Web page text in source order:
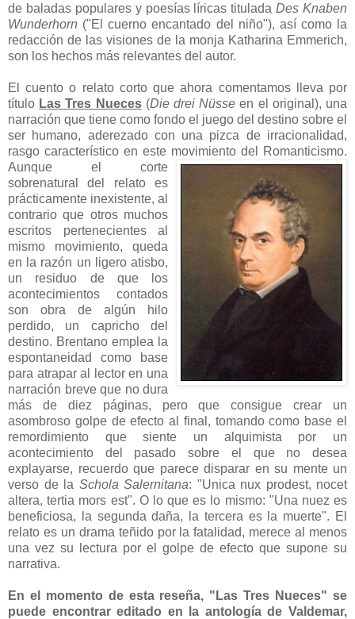
de baladas populares y poesías líricas tituladaDes Knaben
Wunderhorn ("El cuerno encantado del niño"), así como la
redacción de las visiones de la monja Katharina Emmerich,
son los hechos más relevantes del autor.
El cuento o relato corto que ahora comentamos lleva por
título Las Tres Nueces(Die drei Nüsse en el original), una
narración que tiene como fondo el juego del destino sobre el
ser humano, aderezado con una pizca de irracionalidad,
rasgo característico en este movimiento del
Romanticismo.
Aunque el corte
sobrenatural del relato es
prácticamente inexistente, al
contrario que otros muchos
escritos pertenecientes al
mismo movimiento, queda
en la razón un ligero atisbo,
un residuo de que los
acontecimientos contados
son obra de algún hilo
perdido, un capricho del
destino. Brentano emplea la
espontaneidad como base
para atrapar al lector en una
narración breve que no dura
más de diez páginas, pero que consigue crear un
asombroso golpe de efecto al final, tomando como base el
remordimiento que siente un alquimista por un
acontecimiento del pasado sobre el que no desea
explayarse, recuerdo que parece disparar en su mente un
verso de la Schola Salernitana: "Unica nux prodest, nocet
altera, tertia mors est". O lo que es lo mismo: "Una nuez es
beneficiosa, la segunda daña, la tercera es la muerte". El
relato es un drama teñido por la fatalidad, merece al menos
una vez su lectura por el golpe de efecto que supone su
narrativa.
En el momento de esta reseña, "Las Tres Nueces" se
puede encontrar editado en la antología de Valdemar,